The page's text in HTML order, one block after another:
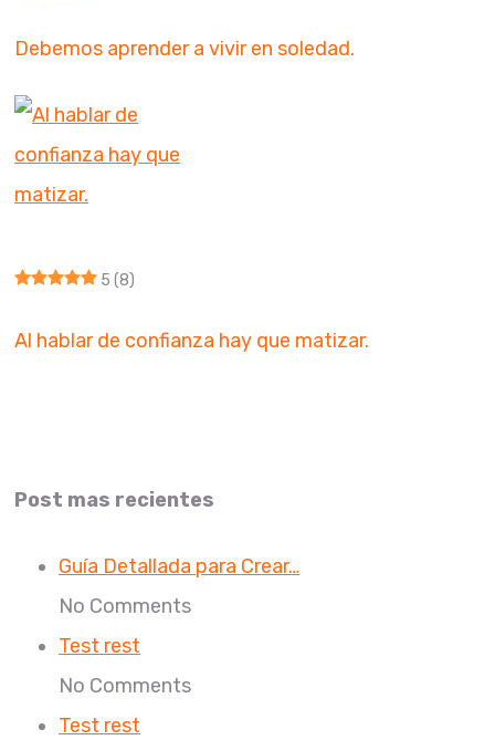
Debemos aprender a vivir en soledad.
5 (8)
Al hablar de confianza hay que matizar.
Post mas recientes
Guía Detallada para Crear…
No Comments
Test rest
No Comments
Test rest